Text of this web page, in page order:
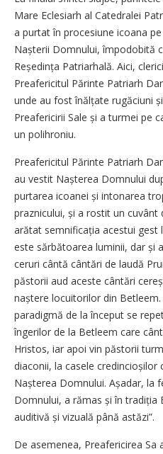
Mare Eclesiarh al Catedralei
a purtat în procesiune icoana
Nașterii Domnului, împodobită
Reședința Patriarhală. Aici,
Preafericitul Părinte Patriarh
unde au fost înălțate rugăciuni
Preafericirii Sale și a turmei pe
un polihroniu.
Preafericitul Părinte Patriarh
au vestit Nașterea Domnului
purtarea icoanei și intonarea
praznicului, și a rostit un cuvânt
arătat semnificația acestui gest
este sărbătoarea luminii, dar și
ceruri cântă cântări de laudă
păstorii aud aceste cântări
naștere locuitorilor din
paradigmă de la început se
îngerilor de la Betleem care
Hristos, iar apoi vin păstorii
diaconii, la casele credincioșilor
Nașterea Domnului. Așadar, la
Domnului, a rămas și în tradiția
auditivă și vizuală până astăzi”.
De asemenea, Preafericirea